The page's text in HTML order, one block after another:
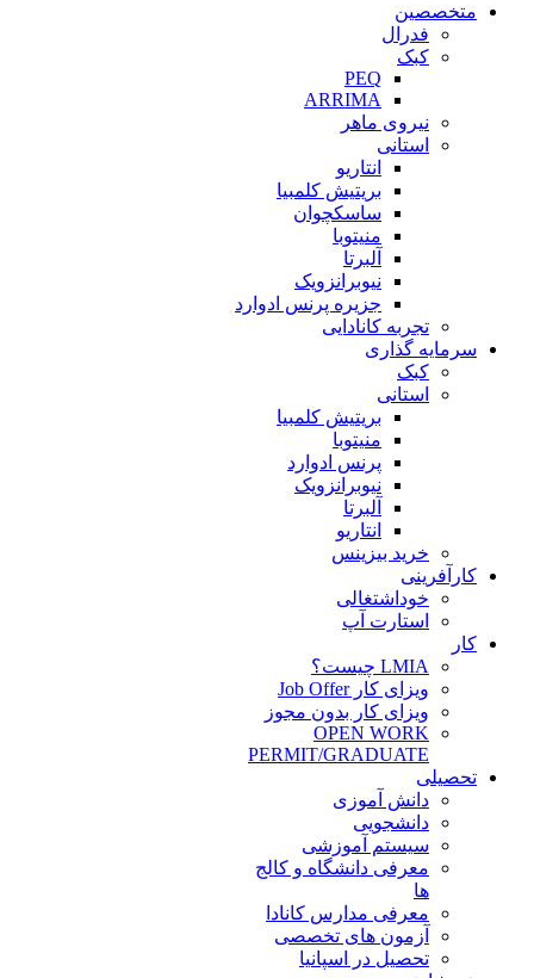
متخصصین
فدرال
کبک
PEQ
ARRIMA
نیروی ماهر
استانی
انتاریو
بریتیش کلمبیا
ساسکچوان
منیتوبا
آلبرتا
نیوبرانزویک
جزیره پرنس ادوارد
تجربه کانادایی
سرمایه گذاری
کبک
استانی
بریتیش کلمبیا
منیتوبا
پرنس ادوارد
نیوبرانزویک
آلبرتا
انتاریو
خرید بیزینس
کارآفرینی
خوداشتغالی
استارت آپ
کار
LMIA چیست؟
ویزای کار Job Offer
ویزای کار بدون مجوز
OPEN WORK
PERMIT/GRADUATE
تحصیلی
دانش آموزی
دانشجویی
سیستم آموزشی
معرفی دانشگاه و کالج
ها
معرفی مدارس کانادا
آزمون های تخصصی
تحصیل در اسپانیا